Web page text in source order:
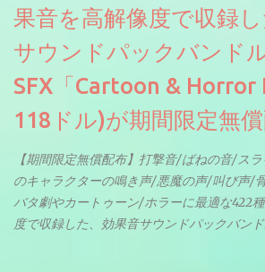
果音を高解像度で収録
サウンドパックバンド
SFX「Cartoon & Horror
118ドル)が期間限定無償
【期間限定無償配布】打撃音/ばねの音/ス
のキャラクターの鳴き声/悪魔の声/叫び声/
バタ劇やカートゥーン/ホラーに最適な422
度で収録した、効果音サウンドパックバン